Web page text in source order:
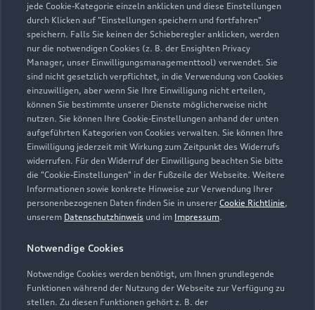
jede Cookie-Kategorie einzeln anklicken und diese Einstellungen
durch Klicken auf "Einstellungen speichern und fortfahren"
speichern. Falls Sie keinen der Schieberegler anklicken, werden
nur die notwendigen Cookies (z. B. der Ensighten Privacy
Manager, unser Einwilligungsmanagementtool) verwendet. Sie
sind nicht gesetzlich verpflichtet, in die Verwendung von Cookies
einzuwilligen, aber wenn Sie Ihre Einwilligung nicht erteilen,
können Sie bestimmte unserer Dienste möglicherweise nicht
nutzen. Sie können Ihre Cookie-Einstellungen anhand der unten
aufgeführten Kategorien von Cookies verwalten. Sie können Ihre
Einwilligung jederzeit mit Wirkung zum Zeitpunkt des Widerrufs
widerrufen. Für den Widerruf der Einwilligung beachten Sie bitte
die "Cookie-Einstellungen" in der Fußzeile der Webseite. Weitere
Informationen sowie konkrete Hinweise zur Verwendung Ihrer
personenbezogenen Daten finden Sie in unserer Cookie Richtlinie,
unserem Datenschutzhinweis und im Impressum.
Notwendige Cookies
Notwendige Cookies werden benötigt, um Ihnen grundlegende
Funktionen während der Nutzung der Webseite zur Verfügung zu
stellen. Zu diesen Funktionen gehört z. B. der
04624 80450
info@thomsen-kropp.de
Kontaktdaten herunterladen
Öffnungszeiten
Service
Geöffnet bis18:00
Teile- und Zubehörverkauf
Geöffnet bis17:00